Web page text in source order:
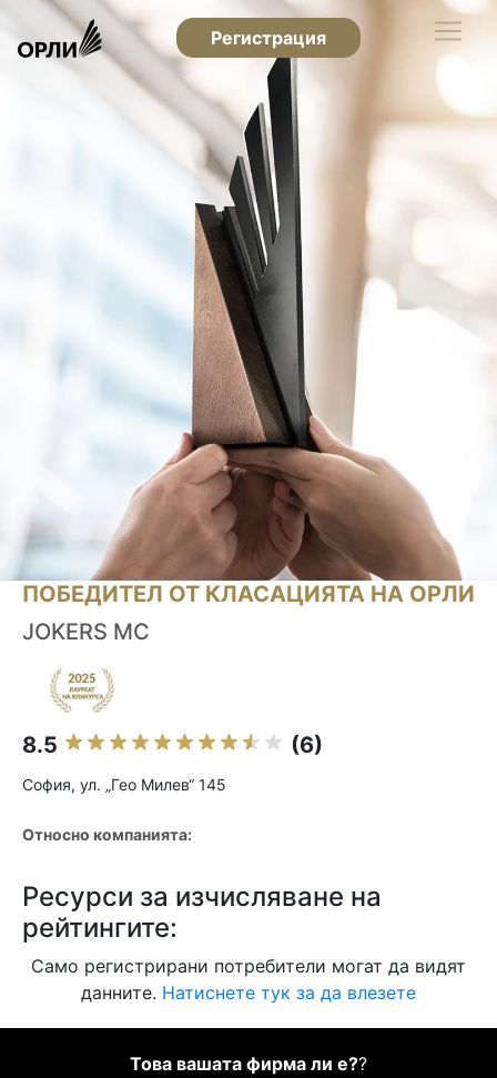
Регистрация
ПОБЕДИТЕЛ ОТ КЛАСАЦИЯТА НА ОРЛИ
JOKERS MC
8.5 (6)
София, ул. „Гео Милев“ 145
Относно компанията:
Ресурси за изчисляване на
рейтингите:
Само регистрирани потребители могат да видят
данните. Натиснете тук за да влезете
Това вашата фирма ли е??